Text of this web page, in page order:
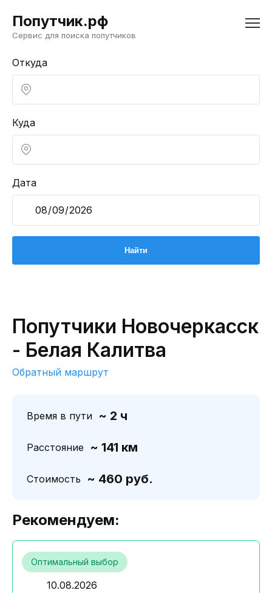
Попутчик.рф
Сервис для поиска попутчиков
Откуда
Куда
Дата
Попутчики Новочеркасск
- Белая Калитва
Обратный маршрут
Время в пути ~ 2 ч
Расстояние ~ 141 км
Стоимость ~ 460 руб.
Рекомендуем:
Оптимальный выбор
10.08.2026